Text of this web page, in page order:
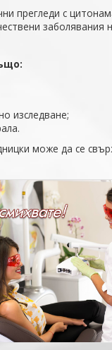
прегледи с
заболявания
изследване;
може да се